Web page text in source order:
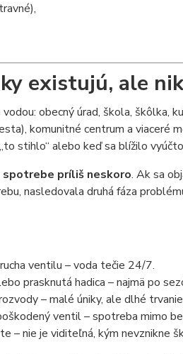
existujú, ale
obecný úrad, škola, škôlka,
komunitné centrum a viaceré
stihlo“ alebo keď sa blížilo
spotrebe príliš neskoro. Ak sa
nasledovala druhá fáza
ventilu – voda tečie 24/7.
prasknutá hadica – najmä po
– malé úniky, ale dlhé
ventil – spotreba mimo
– nie je viditeľná, kým nevznikne